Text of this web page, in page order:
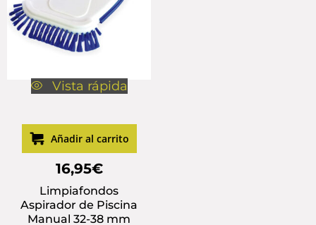
Vista rápida
Añadir al carrito
16,95€
Limpiafondos
Aspirador de Piscina
Manual 32-38 mm